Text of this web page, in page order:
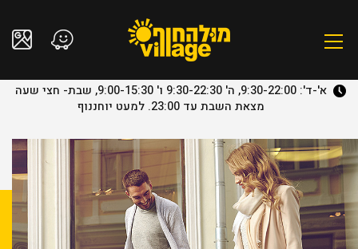
א'-ד': 9:30-22:00, ה' 9:30-22:30 ו' 9:00-15:30, שבת- חצי שעה
מצאת השבת עד 23:00. למעט יוחננוף